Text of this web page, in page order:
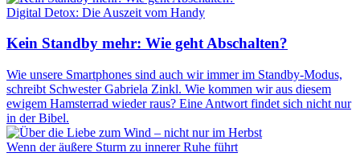
Digital Detox: Die Auszeit vom Handy
Kein Standby mehr: Wie geht Abschalten?
Wie unsere Smartphones sind auch wir immer im Standby-Modus,
schreibt Schwester Gabriela Zinkl. Wie kommen wir aus diesem
ewigem Hamsterrad wieder raus? Eine Antwort findet sich nicht nur
in der Bibel.
Wenn der äußere Sturm zu innerer Ruhe führt